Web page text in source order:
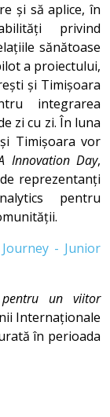
și să aplice, în
privind
sănătoase
a proiectului,
și Timișoara
integrarea
zi cu zi. În luna
Timișoara vor
Innovation Day,
reprezentanți
pentru
- Junior
un viitor
Internaționale
în perioada